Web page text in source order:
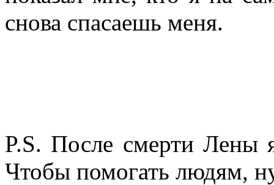
снова спасаешь меня.
P.S. После смерти Лены
Чтобы помогать людям,